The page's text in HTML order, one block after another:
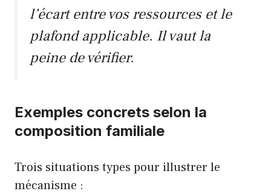
l’écart entre vos ressources et le
plafond applicable. Il vaut la
peine de vérifier.
Exemples concrets selon la
composition familiale
Trois situations types pour illustrer le
mécanisme :